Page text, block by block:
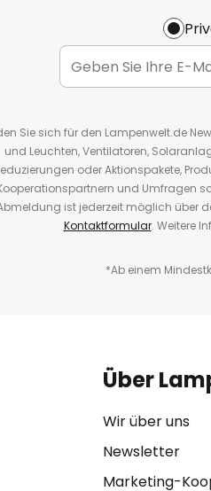
Sie sich für den Lampenwelt.de
und Leuchten, Ventilatoren,
oder Aktionspakete,
und Umfragen
ist jederzeit möglich über
Kontaktformular. Weitere
*Ab einem
Über
Wir über uns
Newsletter
Marketing-